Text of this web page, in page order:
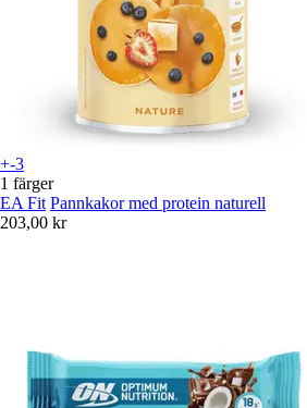
+-3
1 färger
EA Fit Pannkakor med protein naturell
203,00 kr